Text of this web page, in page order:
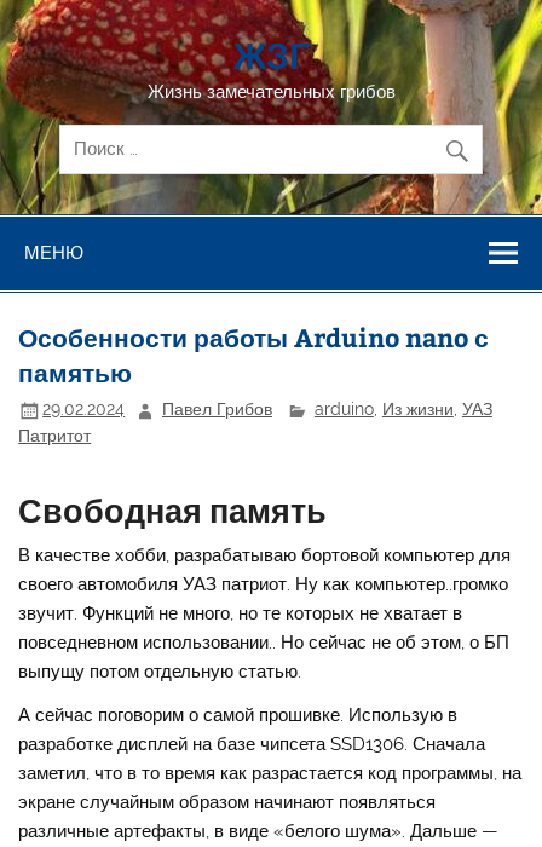
Перейти
к
содержимому
ЖЗГ
Жизнь замечательных грибов
МЕНЮ
Особенности работы Arduino nano с
памятью
29.02.2024 Павел Грибов arduino, Из жизни, УАЗ
Патритот
Свободная память
В качестве хобби, разрабатываю бортовой компьютер для
своего автомобиля УАЗ патриот. Ну как компьютер..громко
звучит. Функций не много, но те которых не хватает в
повседневном использовании.. Но сейчас не об этом, о БП
выпущу потом отдельную статью.
А сейчас поговорим о самой прошивке. Использую в
разработке дисплей на базе чипсета SSD1306. Сначала
заметил, что в то время как разрастается код программы, на
экране случайным образом начинают появляться
различные артефакты, в виде «белого шума». Дальше —